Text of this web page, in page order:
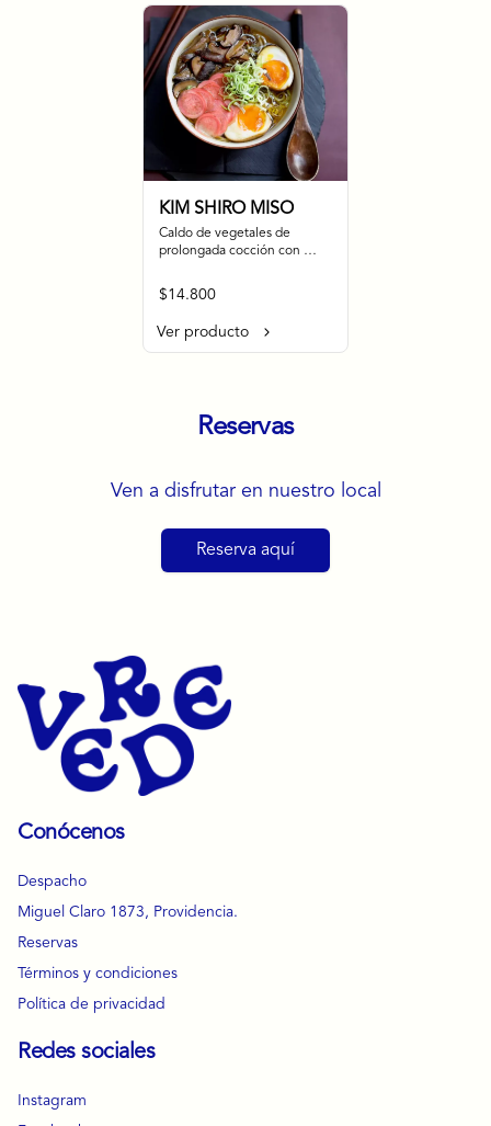
KIM SHIRO MISO
Caldo de vegetales de
prolongada cocción con
rábanos encurtidos, shitakes
cocidos en almibar de soya,
(tofu nitamago como opción
vegana) y los infaltables
$14.800
Ver producto
Reservas
Ven a disfrutar en nuestro local
Reserva aquí
Conócenos
Despacho
Miguel Claro 1873, Providencia.
Reservas
Términos y condiciones
Política de privacidad
Redes sociales
Instagram